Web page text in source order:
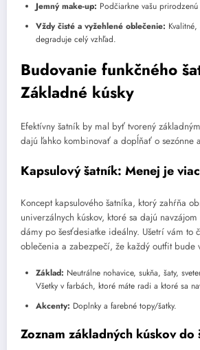
Jemný make-up: Podčiarkne vašu prirodzenú
Vždy čisté a vyžehlené oblečenie:
degraduje celý vzhľad.
Budovanie funkčného
Základné kúsky
Efektívny šatník by mal byť tvorený
dajú ľahko kombinovať a dopĺňať o sezónne
Kapsulový šatník: Menej je viac
Koncept kapsulového šatníka, ktorý zahŕňa
univerzálnych kúskov, ktoré sa dajú
dámy po šesťdesiatke ideálny. Ušetrí vám to
oblečenia a zabezpečí, že každý outfit bude
Základ: Neutrálne nohavice, sukňa, šaty,
Všetky v farbách, ktoré máte radi a ktoré sa
Akcenty: Doplnky a farebné topy/šatky.
Zoznam základných kúskov do